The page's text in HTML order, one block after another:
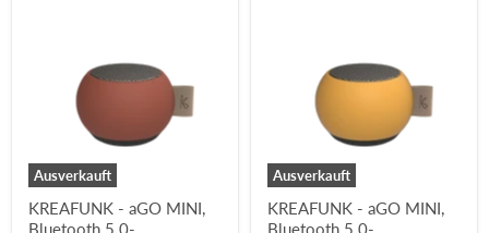
Ausverkauft
KREAFUNK - aGO MINI,
Bluetooth 5.0-
Ausverkauft
KREAFUNK - aGO MINI,
Bluetooth 5.0-